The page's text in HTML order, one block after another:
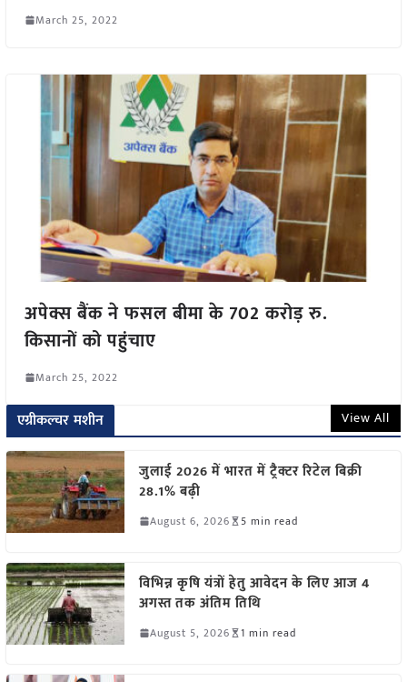
March 25, 2022
अपेक्स बैंक ने फसल बीमा के 702 करोड़ रु.
किसानों को पहुंचाए
March 25, 2022
एग्रीकल्चर मशीन View All
जुलाई 2026 में भारत में ट्रैक्टर रिटेल बिक्री
28.1% बढ़ी
August 6, 2026 5 min read
विभिन्न कृषि यंत्रों हेतु आवेदन के लिए आज 4
अगस्त तक अंतिम तिथि
August 5, 2026 1 min read